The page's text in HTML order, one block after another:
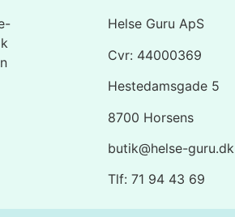
Helse Guru ApS
Cvr: 44000369
Hestedamsgade 5
8700 Horsens
butik@helse-guru.dk
Tlf: 71 94 43 69